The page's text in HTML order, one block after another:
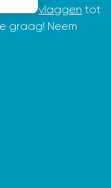
en vanvlaggen tot
graag! Neem